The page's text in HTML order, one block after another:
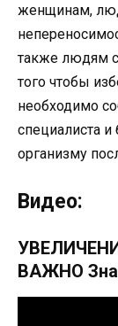
женщинам,
также людям
того чтобы
необходимо
специалиста
организму
Видео:
ВАЖНО